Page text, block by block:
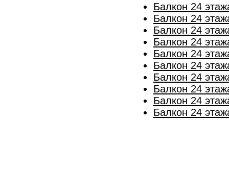
Балкон 24
Балкон 24
Балкон 24
Балкон 24
Балкон 24
Балкон 24
Балкон 24
Балкон 24
Балкон 24
Балкон 24